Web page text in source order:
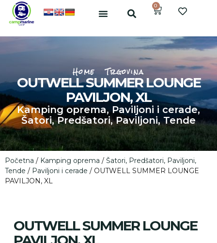
0
Home Trgovina
OUTWELL SUMMER LOUNGE
PAVILJON, XL
Kamping oprema,Paviljoni i cerade,
Šatori, Predšatori, Paviljoni, Tende
Početna / Kamping oprema / Šatori, Predšatori, Paviljoni,
Tende / Paviljoni i cerade / OUTWELL SUMMER LOUNGE
PAVILJON, XL
OUTWELL SUMMER LOUNGE